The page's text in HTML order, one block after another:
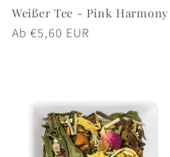
Weißer Tee - Pink Harmony
Normaler
Ab €5,60 EUR